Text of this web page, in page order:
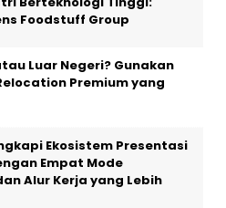
Foodstuff Group
Luar Negeri? Gunakan
Premium yang
Ekosistem Presentasi
Empat Mode
Alur Kerja yang Lebih